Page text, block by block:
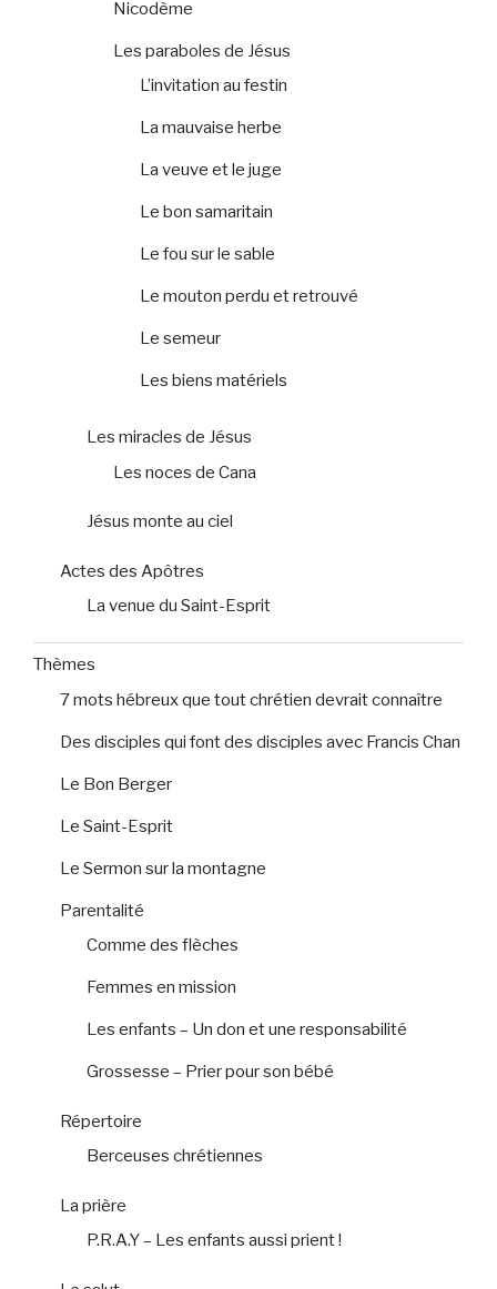
Nicodème
Les paraboles de Jésus
L’invitation au festin
La mauvaise herbe
La veuve et le juge
Le bon samaritain
Le fou sur le sable
Le mouton perdu et retrouvé
Le semeur
Les biens matériels
Les miracles de Jésus
Les noces de Cana
Jésus monte au ciel
Actes des Apôtres
La venue du Saint-Esprit
Thèmes
7 mots hébreux que tout chrétien devrait connaître
Des disciples qui font des disciples avec Francis Chan
Le Bon Berger
Le Saint-Esprit
Le Sermon sur la montagne
Parentalité
Comme des flèches
Femmes en mission
Les enfants – Un don et une responsabilité
Grossesse – Prier pour son bébé
Répertoire
Berceuses chrétiennes
La prière
P.R.A.Y – Les enfants aussi prient !